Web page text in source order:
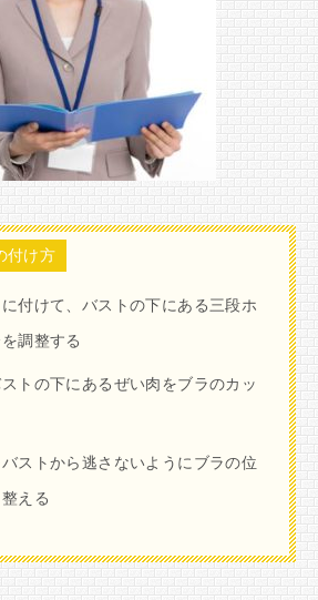
付け方
付けて、バストの下にある三段ホ
調整する
トの下にあるぜい肉をブラのカッ
ストから逃さないようにブラの位
える